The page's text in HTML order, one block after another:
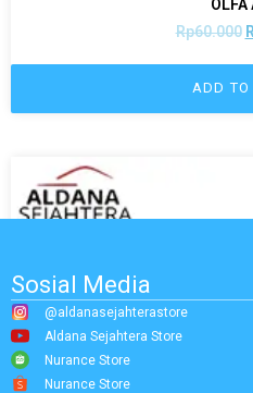
OLFA
Rp60.000
ADD TO
Sosial Media
@aldanasejahterastore
Aldana Sejahtera Store
Nurance Store
Nurance Store